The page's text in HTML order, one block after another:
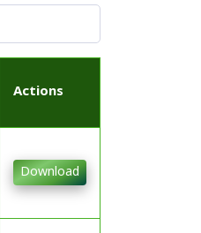
Actions
Download